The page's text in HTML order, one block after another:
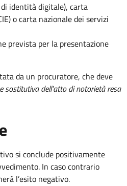
identità digitale), carta
o carta nazionale dei servizi
prevista per la presentazione
da un procuratore, che deve
sostitutiva dell'atto di notorietà resa
si conclude positivamente
In caso contrario
l’esito negativo.